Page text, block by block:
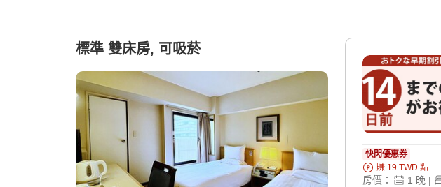
標準 雙床房, 可吸菸
快閃優惠券
賺 19 TWD 點
房價： 1 晚 |